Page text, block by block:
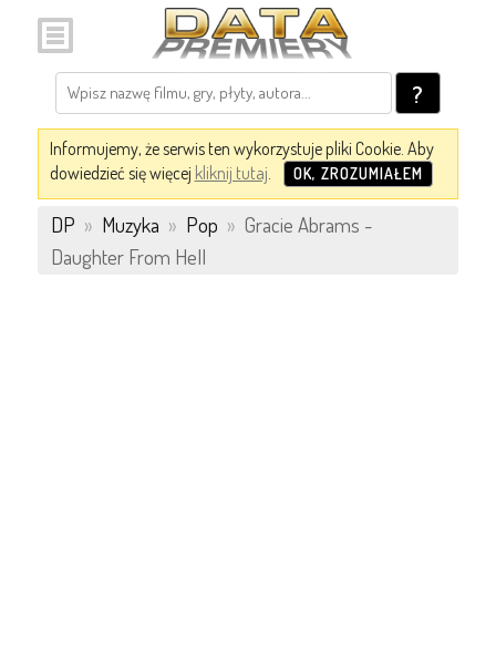
?
Informujemy, że serwis ten wykorzystuje pliki Cookie. Aby
dowiedzieć się więcej kliknij tutaj. OK, ZROZUMIAŁEM
DP » Muzyka » Pop » Gracie Abrams -
Daughter From Hell